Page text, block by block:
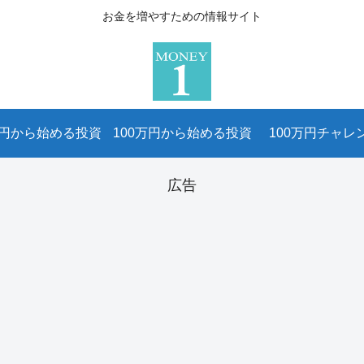
お金を増やすための情報サイト
から始める投資 100万円から始める投資 100万円チャレ
広告